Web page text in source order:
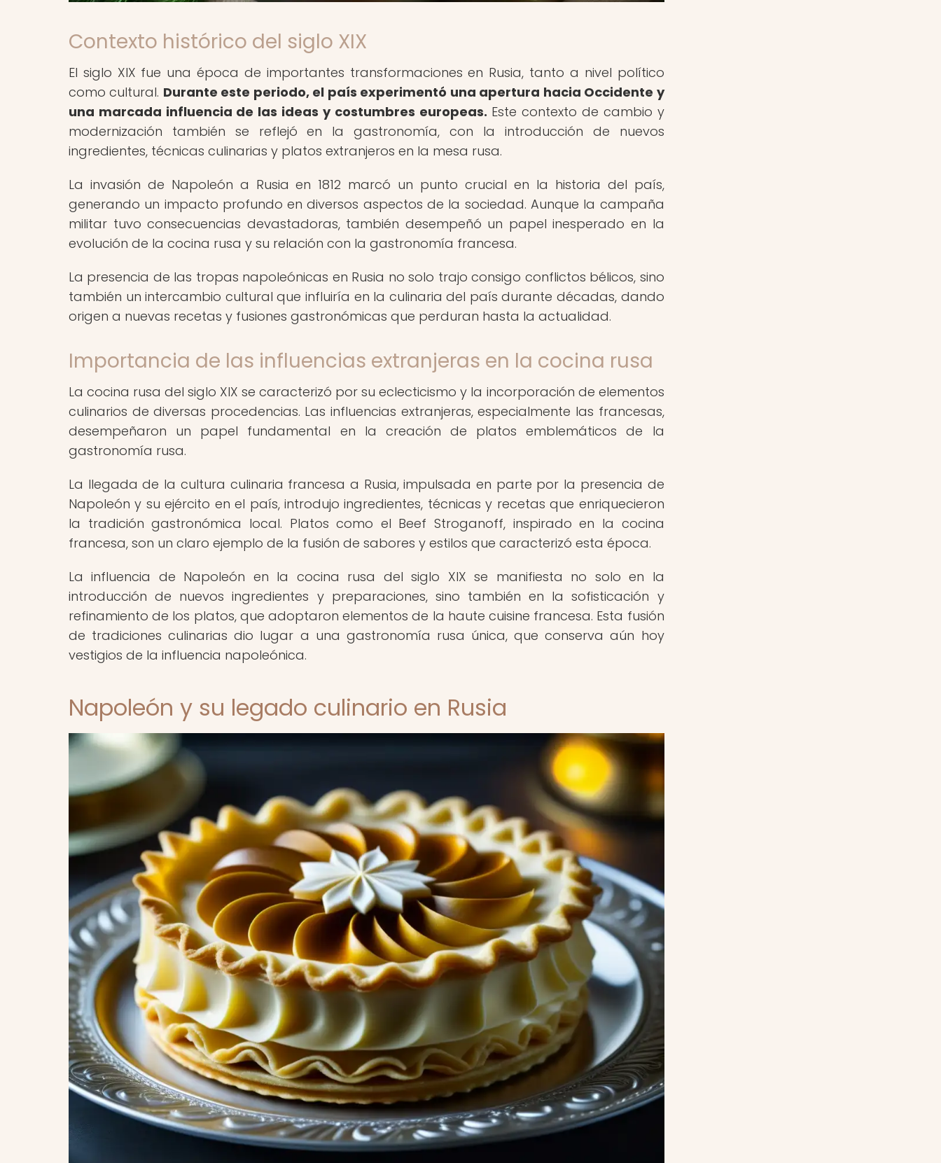
Contexto histórico del siglo XIX
El siglo XIX fue una época de importantes transformaciones en Rusia, tanto a nivel político
como cultural. Durante este periodo, el país experimentó una apertura hacia Occidente y
una marcada influencia de las ideas y costumbres europeas. Este contexto de cambio y
modernización también se reflejó en la gastronomía, con la introducción de nuevos
ingredientes, técnicas culinarias y platos extranjeros en la mesa rusa.
La invasión de Napoleón a Rusia en 1812 marcó un punto crucial en la historia del país,
generando un impacto profundo en diversos aspectos de la sociedad. Aunque la campaña
militar tuvo consecuencias devastadoras, también desempeñó un papel inesperado en la
evolución de la cocina rusa y su relación con la gastronomía francesa.
La presencia de las tropas napoleónicas en Rusia no solo trajo consigo conflictos bélicos, sino
también un intercambio cultural que influiría en la culinaria del país durante décadas, dando
origen a nuevas recetas y fusiones gastronómicas que perduran hasta la actualidad.
Importancia de las influencias extranjeras en la cocina rusa
La cocina rusa del siglo XIX se caracterizó por su eclecticismo y la incorporación de elementos
culinarios de diversas procedencias. Las influencias extranjeras, especialmente las francesas,
desempeñaron un papel fundamental en la creación de platos emblemáticos de la
gastronomía rusa.
La llegada de la cultura culinaria francesa a Rusia, impulsada en parte por la presencia de
Napoleón y su ejército en el país, introdujo ingredientes, técnicas y recetas que enriquecieron
la tradición gastronómica local. Platos como el Beef Stroganoff, inspirado en la cocina
francesa, son un claro ejemplo de la fusión de sabores y estilos que caracterizó esta época.
La influencia de Napoleón en la cocina rusa del siglo XIX se manifiesta no solo en la
introducción de nuevos ingredientes y preparaciones, sino también en la sofisticación y
refinamiento de los platos, que adoptaron elementos de la haute cuisine francesa. Esta fusión
de tradiciones culinarias dio lugar a una gastronomía rusa única, que conserva aún hoy
vestigios de la influencia napoleónica.
Napoleón y su legado culinario en Rusia